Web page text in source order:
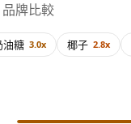
牌比較
油糖 3.0x 椰子 2.8x